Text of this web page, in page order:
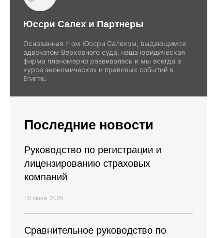
Юссри Салех и Партнеры
Основанная г-ом Юссри Салехом, выдающимся
адвокатом Верховного суда, наша юридическая
фирма планомерно развивалась и мы всегда в
курсе экономических и правовых событий в
Египте.
Последние новости
Руководство по регистрации и
лицензированию страховых
компаний
10 июня, 2025
Cравнительное руководство по